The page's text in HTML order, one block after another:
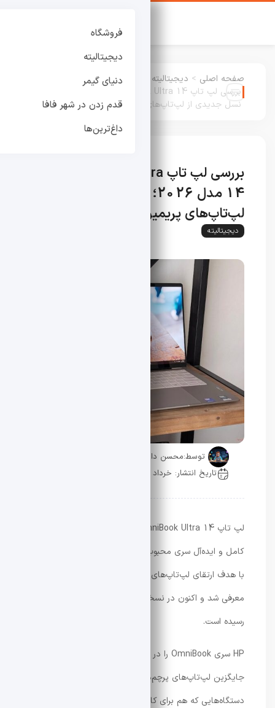
فروشگاه
دیجیتالیته
دنیای گیمر
قدم زدن در شهر فافا
داغ‌ترین‌ها
صفحه اصلی > دیجیتالیته
نسل جدیدی از لپ‌تاپ‌های پریمیوم
بررسی لپ تاپ HP OmniBook Ultra
14 مدل 2026؛ نسل جدیدی از
لپ‌تاپ‌های پریمیوم
دیجیتالیته
توسط:محسن دادار
تاریخ انتشار: خرداد 25, 1405
با هدف ارتقای لپ‌تاپ‌های رده‌بالای مصرفی و هیبریدی
رسیده است.
دستگاه‌هایی که هم برای کاربران حرفه‌ای و هم